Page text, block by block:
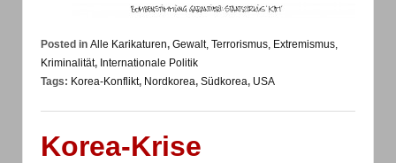
Posted in Alle Karikaturen, Gewalt, Terrorismus, Extremismus,
Kriminalität, Internationale Politik
Tags: Korea-Konflikt, Nordkorea, Südkorea, USA
Korea-Krise